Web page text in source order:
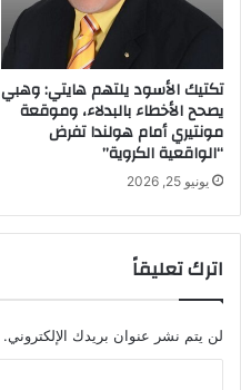
تكتيك الأسود يلتهم هايتي: وهبي
يصحح الأخطاء بالبدلاء، وموقعة
مونتيري أمام هولندا تفرض
“الواقعية الكروية”
يونيو 25, 2026
اترك تعليقاً
لن يتم نشر عنوان بريدك الإلكتروني.